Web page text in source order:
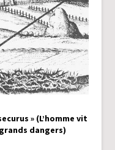
» (L’homme vit
dangers)